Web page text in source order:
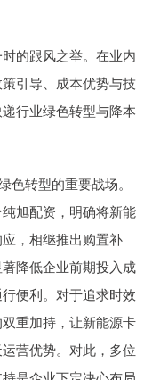
的跟风之举。在业内
引导、成本优势与技
行业绿色转型与降本
色转型的重要战场。
旭配资，明确将新能
，相继推出购置补
降低企业前期投入成
便利。对于追求时效
重加持，让新能源卡
营优势。对此，多位